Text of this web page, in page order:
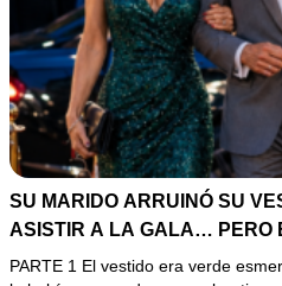
SU MARIDO ARRUINÓ SU
ASISTIR A LA GALA… PERO
LIMUSINA COMO INVITADA
PARTE 1 El vestido era verde